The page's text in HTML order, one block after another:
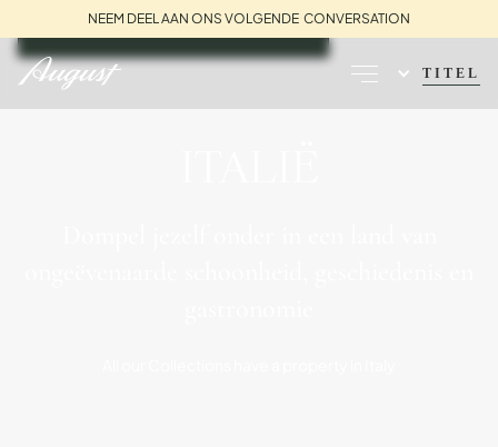
NEEM DEEL AAN ONS VOLGENDE CONVERSATION
TITEL
BOEK EEN GESPREK